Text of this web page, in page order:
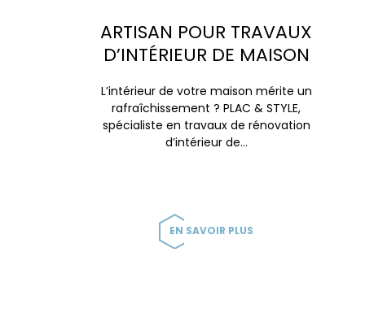
ARTISAN POUR TRAVAUX
D’INTÉRIEUR DE MAISON
L’intérieur de votre maison mérite un
rafraîchissement ? PLAC & STYLE,
spécialiste en travaux de rénovation
d’intérieur de…
EN SAVOIR PLUS